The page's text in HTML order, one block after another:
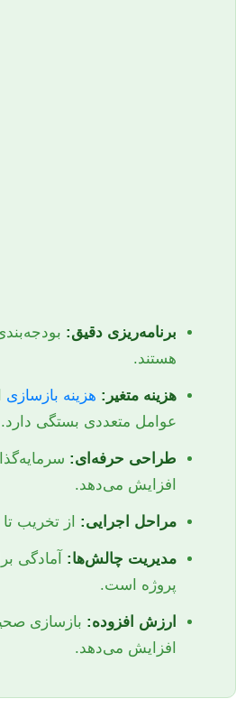
برنامه‌ریزی دقیق:
هستند.
هزینه متغیر: هزینه بازسازی
عوامل متعددی بستگی دارد.
طراحی حرفه‌ای:
افزایش می‌دهد.
مراحل اجرایی: از تخریب تا
مدیریت چالش‌ها: آمادگی
پروژه است.
ارزش افزوده: بازسازی
افزایش می‌دهد.